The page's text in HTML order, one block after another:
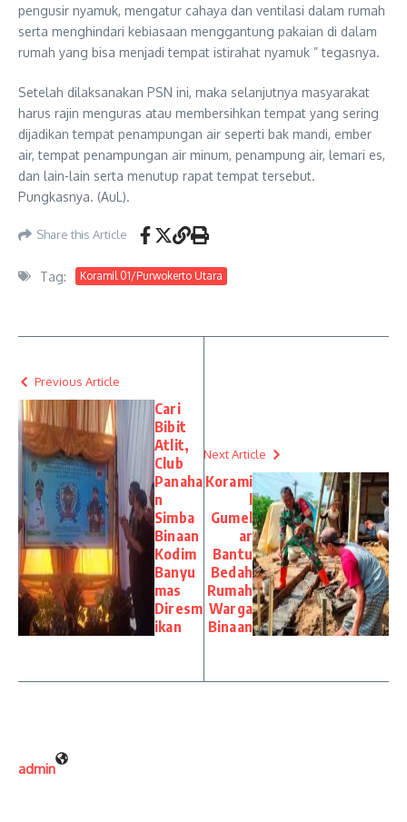
pengusir nyamuk, mengatur cahaya dan ventilasi dalam rumah
serta menghindari kebiasaan menggantung pakaian di dalam
rumah yang bisa menjadi tempat istirahat nyamuk ” tegasnya.
Setelah dilaksanakan PSN ini, maka selanjutnya masyarakat
harus rajin menguras atau membersihkan tempat yang sering
dijadikan tempat penampungan air seperti bak mandi, ember
air, tempat penampungan air minum, penampung air, lemari es,
dan lain-lain serta menutup rapat tempat tersebut.
Pungkasnya. (AuL).
Share this Article
Tag: Koramil 01/Purwokerto Utara
Previous Article
Cari
Bibit
Atlit,
Club
Panaha
n
Simba
Binaan
Kodim
Banyu
mas
Diresm
ikan
Next Article
Korami
l
Gumel
ar
Bantu
Bedah
Rumah
Warga
Binaan
admin